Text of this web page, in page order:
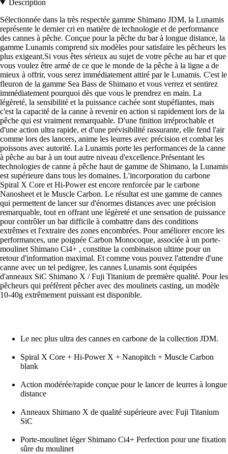
Description
Sélectionnée dans la très respectée gamme Shimano JDM, la Lunamis
représente le dernier cri en matière de technologie et de performance
des cannes à pêche. Conçue pour la pêche du bar à longue distance, la
gamme Lunamis comprend six modèles pour satisfaire les pêcheurs les
plus exigeant.Si vous êtes sérieux au sujet de votre pêche au bar et que
vous voulez être armé de ce que le monde de la pêche à la ligne a de
mieux à offrir, vous serez immédiatement attiré par le Lunamis. C'est le
fleuron de la gamme Sea Bass de Shimano et vous verrez et sentirez
immédiatement pourquoi dès que vous le prendrez en main. La
légèreté, la sensibilité et la puissance cachée sont stupéfiantes, mais
c'est la capacité de la canne à revenir en action si rapidement lors de la
pêche qui est vraiment remarquable. D'une finition irréprochable et
d'une action ultra rapide, et d'une prévisibilité rassurante, elle fend l'air
comme lors des lancers, anime les leurres avec précision et combat les
poissons avec autorité. La Lunamis porte les performances de la canne
à pêche au bar à un tout autre niveau d'excellence.Présentant les
technologies de canne à pêche haut de gamme de Shimano, la Lunamis
est supérieure dans tous les domaines. L'incorporation du carbone
Spiral X Core et Hi-Power est encore renforcée par le carbone
Nanosheet et le Muscle Carbon. Le résultat est une gamme de cannes
qui permettent de lancer sur d'énormes distances avec une précision
remarquable, tout en offrant une légèreté et une sensation de puissance
pour contrôler un bar difficile à combattre dans des conditions
extrêmes et l'extraire des zones encombrées. Pour améliorer encore les
performances, une poignée Carbon Monocoque, associée à un porte-
moulinet Shimano Ci4+ , constitue la combinaison ultime pour un
retour d'information maximal. Et comme vous pouvez l'attendre d'une
canne avec un tel pedigree, les cannes Lunamis sont équipées
d'anneaux SiC Shimano X / Fuji Titanium de première qualité. Pour les
pêcheurs qui préfèrent pêcher avec des moulinets casting, un modèle
10-40g extrêmement puissant est disponible.
Le nec plus ultra des cannes en carbone de la collection JDM.
Spiral X Core + Hi-Power X + Nanopitch + Muscle Carbon
blank
Action modérée/rapide conçue pour le lancer de leurres à longue
distance
Anneaux Shimano X de qualité supérieure avec Fuji Titanium
SiC
Porte-moulinet léger Shimano Ci4+ Perfection pour une fixation
sûre du moulinet